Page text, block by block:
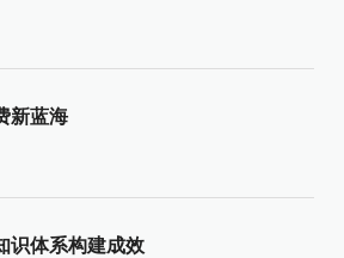
新蓝海
识体系构建成效